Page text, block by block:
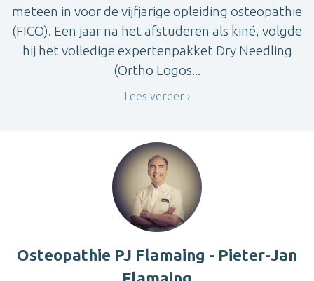
meteen in voor de vijfjarige opleiding osteopathie
(FICO). Een jaar na het afstuderen als kiné, volgde
hij het volledige expertenpakket Dry Needling
(Ortho Logos...
Lees verder
Osteopathie PJ Flamaing - Pieter-Jan